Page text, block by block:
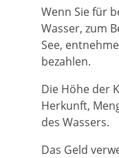
Wenn Sie für
Wasser, zum
See,
bezahlen.
Die Höhe der
Herkunft,
des Wassers.
Das Geld